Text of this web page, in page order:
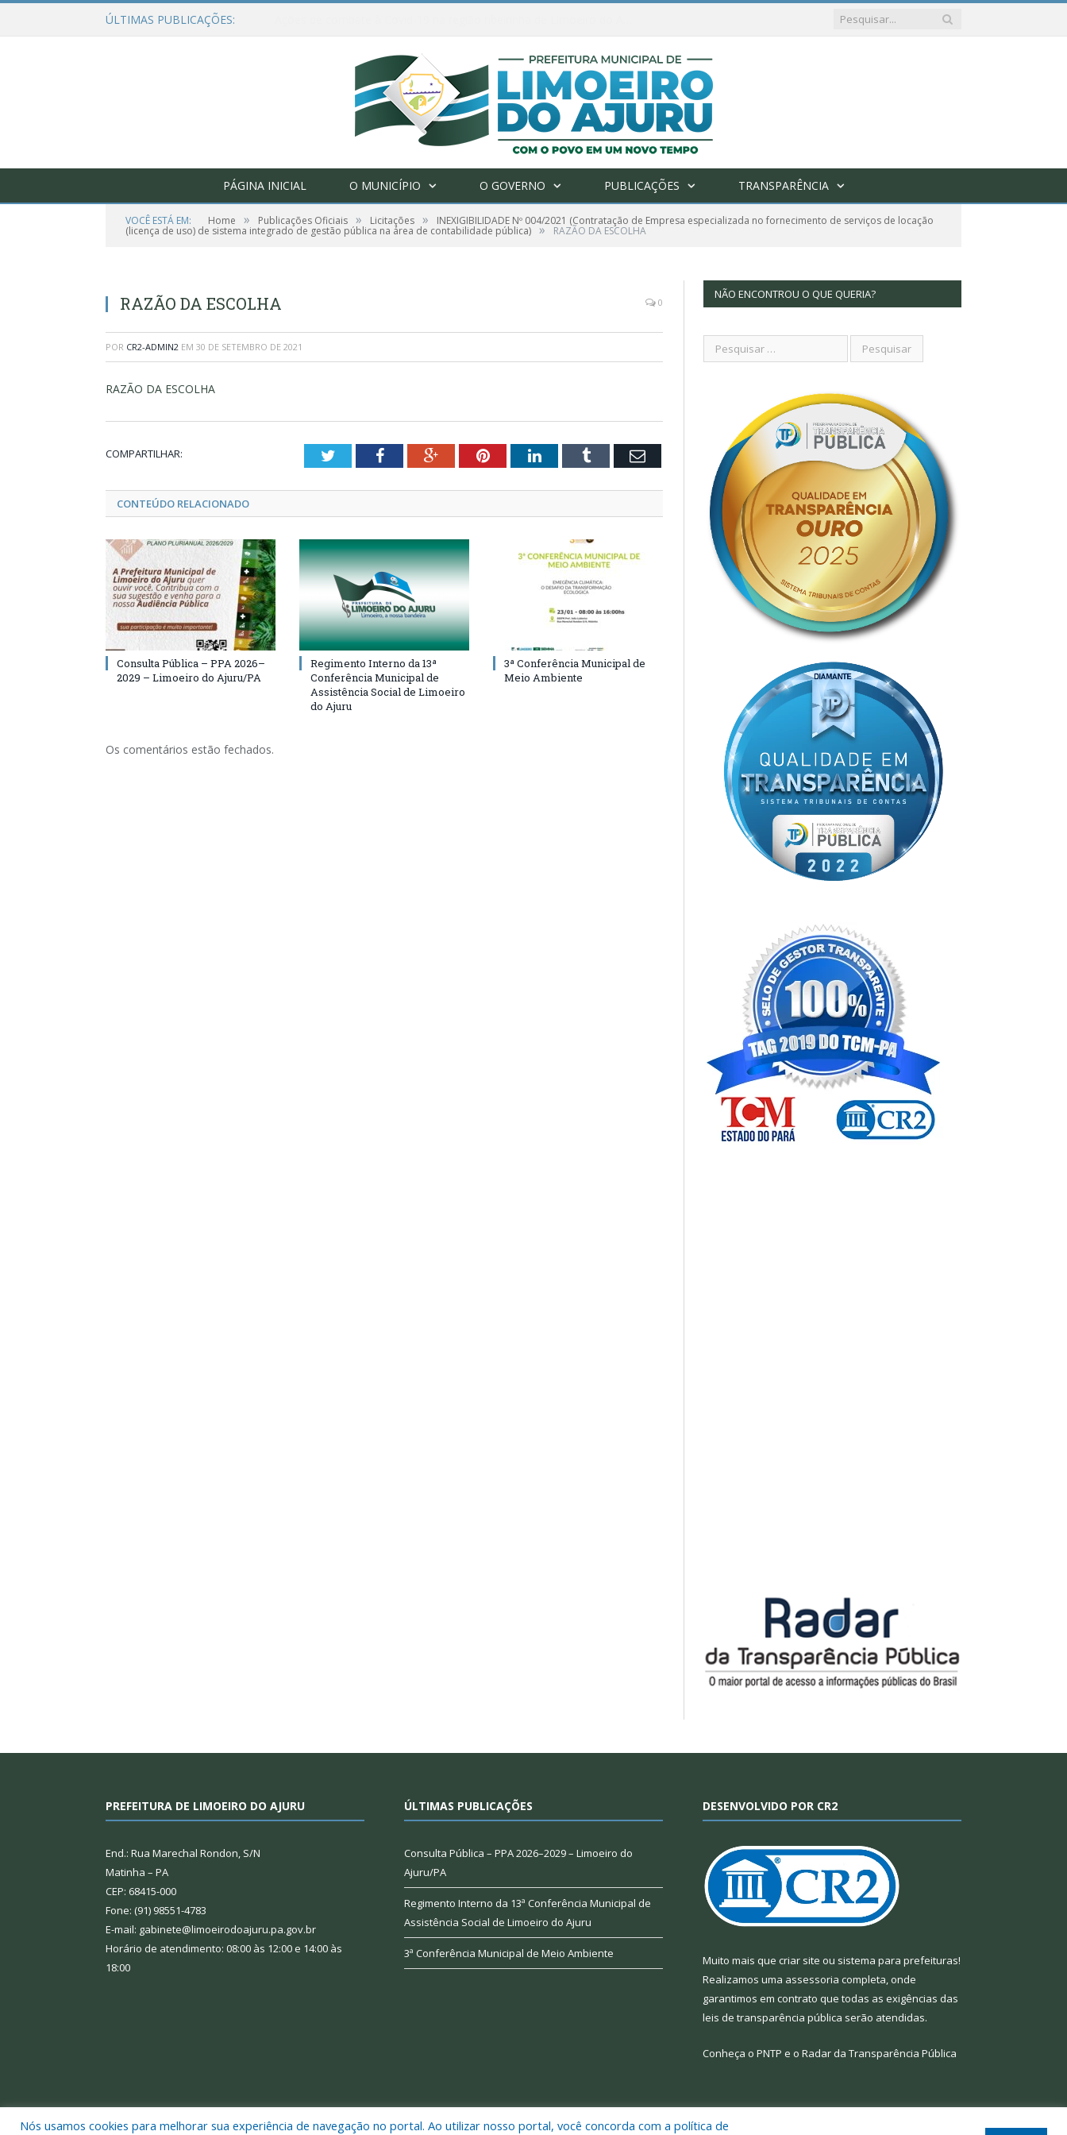
ÚLTIMAS PUBLICAÇÕES:
PÁGINA INICIAL O MUNICÍPIO O GOVERNO PUBLICAÇÕES TRANSPARÊNCIA
VOCÊ ESTÁ EM: Home » Publicações Oficiais » Licitações » INEXIGIBILIDADE Nº 004/2021 (Contratação de Empresa especializada no fornecimento de serviços de locação
(licença de uso) de sistema integrado de gestão pública na área de contabilidade pública) » RAZÃO DA ESCOLHA
RAZÃO DA ESCOLHA 0
POR CR2-ADMIN2 EM 30 DE SETEMBRO DE 2021
RAZÃO DA ESCOLHA
COMPARTILHAR: TwitterFacebookGoogle+PinterestLinkedInTumblr Email
CONTEÚDO RELACIONADO
Consulta Pública – PPA 2026–
2029 – Limoeiro do Ajuru/PA
Regimento Interno da 13ª
Conferência Municipal de
Assistência Social de Limoeiro
do Ajuru
3ª Conferência Municipal de
Meio Ambiente
Os comentários estão fechados.
NÃO ENCONTROU O QUE QUERIA?
PREFEITURA DE LIMOEIRO DO AJURU
End.: Rua Marechal Rondon, S/N
Matinha – PA
CEP: 68415-000
Fone: (91) 98551-4783
E-mail: gabinete@limoeirodoajuru.pa.gov.br
Horário de atendimento: 08:00 às 12:00 e 14:00 às
18:00
ÚLTIMAS PUBLICAÇÕES
Consulta Pública – PPA 2026–2029 – Limoeiro do
Ajuru/PA
Regimento Interno da 13ª Conferência Municipal de
Assistência Social de Limoeiro do Ajuru
3ª Conferência Municipal de Meio Ambiente
DESENVOLVIDO POR CR2
Muito mais que criar site ou sistema para prefeituras!
Realizamos uma assessoria completa, onde
garantimos em contrato que todas as exigências das
leis de transparência pública serão atendidas.
Conheça o PNTP e o Radar da Transparência Pública
Nós usamos cookies para melhorar sua experiência de navegação no portal. Ao utilizar nosso portal, você concorda com a política de